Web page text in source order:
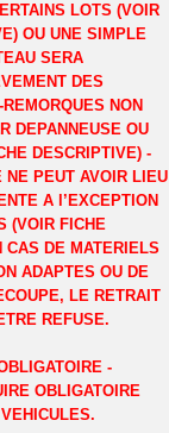
LOTS (VOIR
OU UNE SIMPLE
SERA
DES
NON
DEPANNEUSE OU
DESCRIPTIVE) -
NE PEUT AVOIR LIEU
A l’EXCEPTION
(VOIR FICHE
CAS DE MATERIELS
ADAPTES OU DE
LE RETRAIT
REFUSE.
-
OBLIGATOIRE